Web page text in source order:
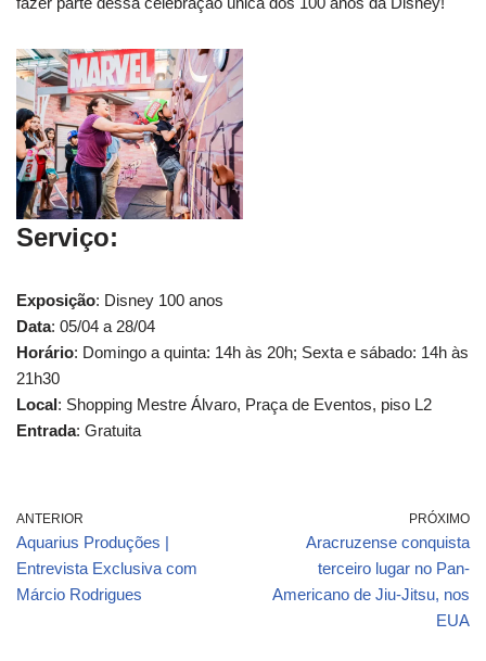
Serviço:
Exposição: Disney 100 anos
Data: 05/04 a 28/04
Horário: Domingo a quinta: 14h às 20h; Sexta e sábado: 14h às
21h30
Local: Shopping Mestre Álvaro, Praça de Eventos, piso L2
Entrada: Gratuita
ANTERIOR
Aquarius Produções |
Entrevista Exclusiva com
Márcio Rodrigues
PRÓXIMO
Aracruzense conquista
terceiro lugar no Pan-
Americano de Jiu-Jitsu, nos
EUA